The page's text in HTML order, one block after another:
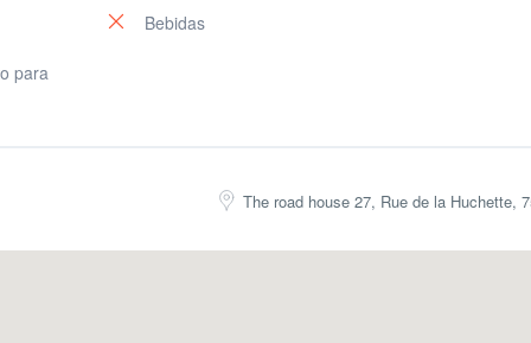
de todo o mundo! É muito mais do que uma simples
2026
para
Bebidas
The road house 27, Rue de la Huchette,